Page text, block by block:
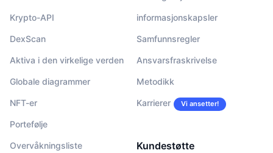
Krypto-API
DexScan
Aktiva i den virkelige verden
Globale diagrammer
NFT-er
Portefølje
Overvåkningsliste
informasjonskapsler
Samfunnsregler
Ansvarsfraskrivelse
Metodikk
Karrierer Vi ansetter!
Kundestøtte